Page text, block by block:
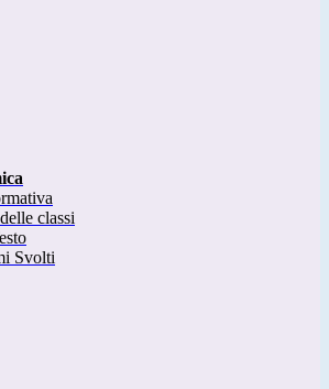
classi
Svolti